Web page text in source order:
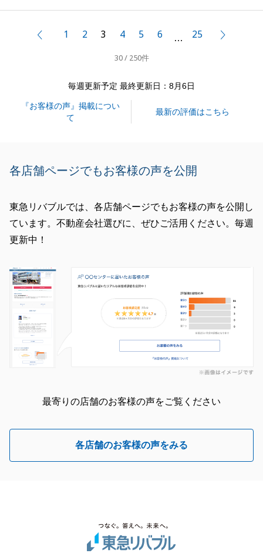
す。
また、お住まい後にお気付きの点などございました
ら、お気軽にお声がけください。
前へ1 2 3 4 5 6 … 25
30 / 250件
毎週更新予定 最終更新日：8月6日
『お客様の声』掲載につい
て
最新の評価はこちら
各店舗ページでもお客様の声を公開
東急リバブルでは、各店舗ページでもお客様の声を公開し
ています。不動産会社選びに、ぜひご活用ください。毎週
更新中！
最寄りの店舗のお客様の声をご覧ください
各店舗のお客様の声をみる